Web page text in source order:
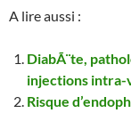
A lire aussi :
DiabÃ¨te,
injections
Risque